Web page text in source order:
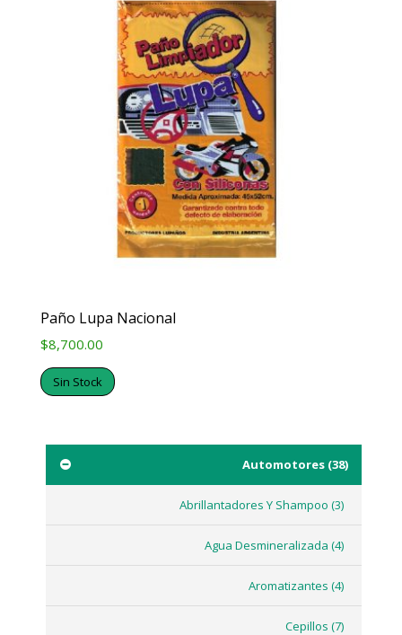
Paño Lupa Nacional
$8,700.00
Sin Stock
Automotores (38)
Abrillantadores Y Shampoo(3)
Agua Desmineralizada(4)
Aromatizantes(4)
Cepillos(7)